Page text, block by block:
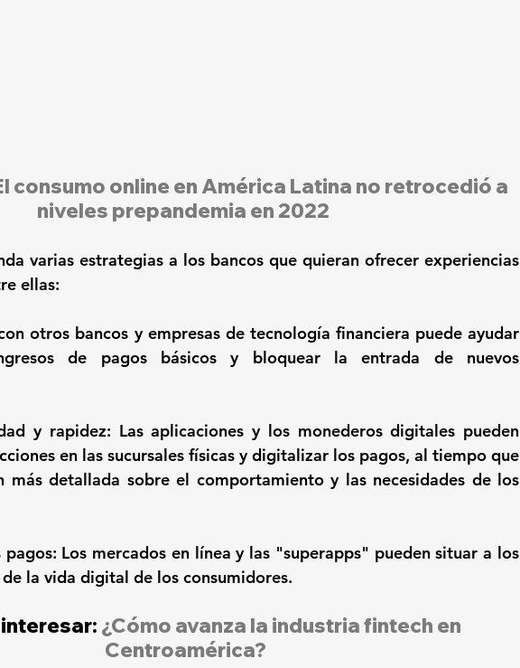
consumo online en América Latina no retrocedió a
niveles prepandemia en 2022
varias estrategias a los bancos que quieran ofrecer experiencias
ellas:
otros bancos y empresas de tecnología financiera puede ayudar
de pagos básicos y bloquear la entrada de nuevos
y rapidez: Las aplicaciones y los monederos digitales pueden
en las sucursales físicas y digitalizar los pagos, al tiempo que
más detallada sobre el comportamiento y las necesidades de los
Los mercados en línea y las "superapps" pueden situar a los
la vida digital de los consumidores.
¿Cómo avanza la industria fintech en
Centroamérica?